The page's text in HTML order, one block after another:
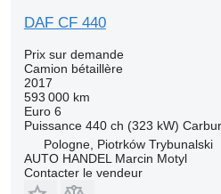
DAF CF 440
Prix sur demande
Camion bétaillère
2017
593 000 km
Euro 6
Puissance 440 ch (323 kW)
Pologne, Piotrków Trybunalski
AUTO HANDEL Marcin Motyl
Contacter le vendeur